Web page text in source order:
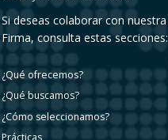
Si deseas colaborar con nuestra
Firma, consulta estas secciones:
¿Qué ofrecemos?
¿Qué buscamos?
¿Cómo seleccionamos?